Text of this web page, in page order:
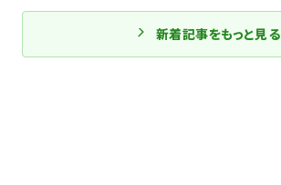
新着記事をもっと見る